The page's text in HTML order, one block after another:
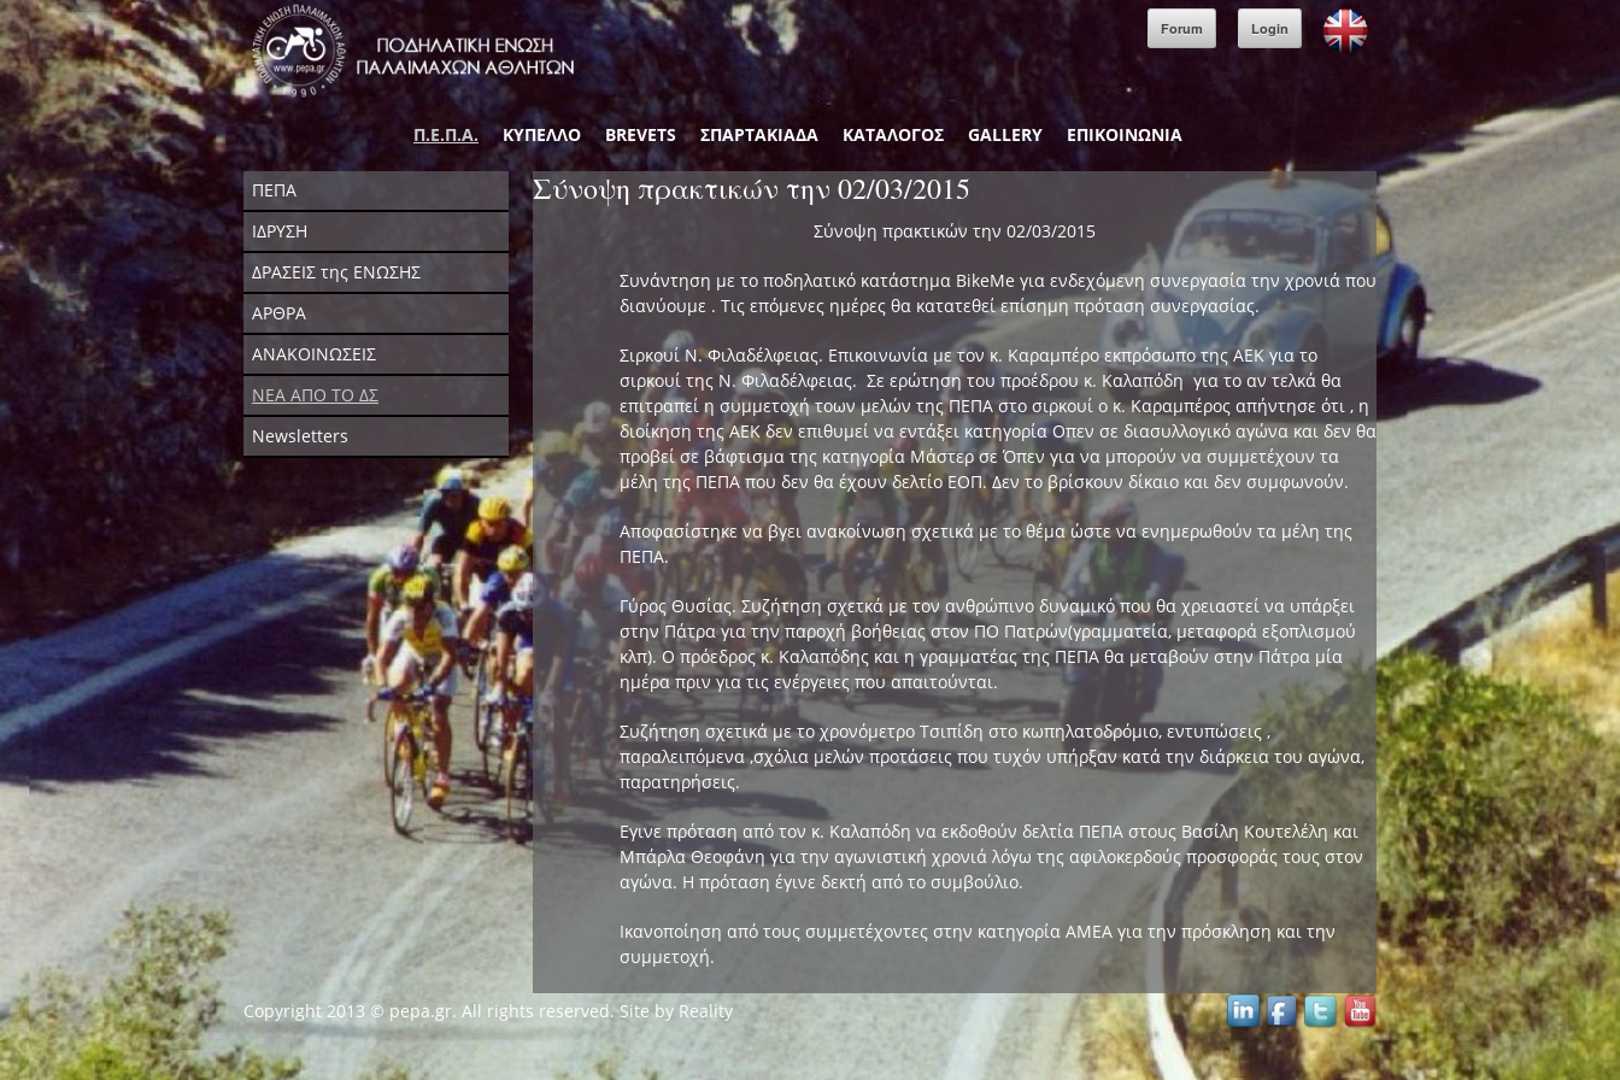
Forum Login
Π.Ε.Π.Α. ΚΥΠΕΛΛΟ BREVETS ΣΠΑΡΤΑΚΙΑΔΑ ΚΑΤΑΛΟΓΟΣ GALLERY ΕΠΙΚΟΙΝΩΝΙΑ
ΠΕΠΑ
ΙΔΡΥΣΗ
ΔΡΑΣΕΙΣ της ΕΝΩΣΗΣ
ΑΡΘΡΑ
ΑΝΑΚΟΙΝΩΣΕΙΣ
ΝΕΑ ΑΠΟ ΤΟ ΔΣ
Newsletters
Σύνοψη πρακτικών την 02/03/2015
Σύνοψη πρακτικών την 02/03/2015
Συνάντηση με το ποδηλατικό κατάστημα BikeMe για ενδεχόμενη συνεργασία την χρονιά που
διανύουμε . Τις επόμενες ημέρες θα κατατεθεί επίσημη πρόταση συνεργασίας.
Σιρκουί Ν. Φιλαδέλφειας. Επικοινωνία με τον κ. Καραμπέρο εκπρόσωπο της ΑΕΚ για το
σιρκουί της Ν. Φιλαδέλφειας. Σε ερώτηση του προέδρου κ. Καλαπόδη για το αν τελκά θα
επιτραπεί η συμμετοχή τοων μελών της ΠΕΠΑ στο σιρκουί ο κ. Καραμπέρος απήντησε ότι , η
διοίκηση της ΑΕΚ δεν επιθυμεί να εντάξει κατηγορία Οπεν σε διασυλλογικό αγώνα και δεν θα
προβεί σε βάφτισμα της κατηγορία Μάστερ σε Όπεν για να μπορούν να συμμετέχουν τα
μέλη της ΠΕΠΑ που δεν θα έχουν δελτίο ΕΟΠ. Δεν το βρίσκουν δίκαιο και δεν συμφωνούν.
Αποφασίστηκε να βγει ανακοίνωση σχετικά με το θέμα ώστε να ενημερωθούν τα μέλη της
ΠΕΠΑ.
Γύρος Θυσίας. Συζήτηση σχετκά με τον ανθρώπινο δυναμικό που θα χρειαστεί να υπάρξει
στην Πάτρα για την παροχή βοήθειας στον ΠΟ Πατρών(γραμματεία, μεταφορά εξοπλισμού
κλπ). Ο πρόεδρος κ. Καλαπόδης και η γραμματέας της ΠΕΠΑ θα μεταβούν στην Πάτρα μία
ημέρα πριν για τις ενέργειες που απαιτούνται.
Συζήτηση σχετικά με το χρονόμετρο Τσιπίδη στο κωπηλατοδρόμιο, εντυπώσεις ,
παραλειπόμενα ,σχόλια μελών προτάσεις που τυχόν υπήρξαν κατά την διάρκεια του αγώνα,
παρατηρήσεις.
Εγινε πρόταση από τον κ. Καλαπόδη να εκδοθούν δελτία ΠΕΠΑ στους Βασίλη Κουτελέλη και
Μπάρλα Θεοφάνη για την αγωνιστική χρονιά λόγω της αφιλοκερδούς προσφοράς τους στον
αγώνα. Η πρόταση έγινε δεκτή από το συμβούλιο.
Ικανοποίηση από τους συμμετέχοντες στην κατηγορία ΑΜΕΑ για την πρόσκληση και την
συμμετοχή.
Copyright 2013 © pepa.gr. All rights reserved. Site by Reality